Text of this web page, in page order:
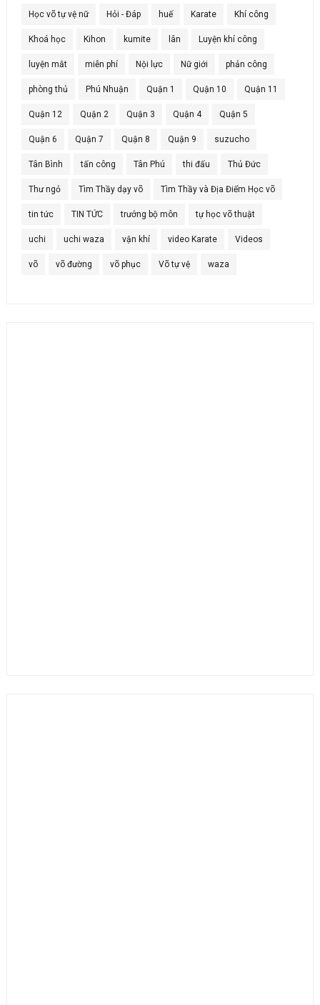
Học võ tự vệ nữ Hỏi - Đáp huế Karate Khí công
Khoá học Kihon kumite lân Luyện khí công
luyện mắt miễn phí Nội lực Nữ giới phản công
phòng thủ Phú Nhuận Quận 1 Quận 10 Quận 11
Quận 12 Quận 2 Quận 3 Quận 4 Quận 5
Quận 6 Quận 7 Quận 8 Quận 9 suzucho
Tân Bình tấn công Tân Phú thi đấu Thủ Đức
Thư ngỏ Tìm Thầy dạy võ Tìm Thầy và Địa Điểm Học võ
tin tức TIN TỨC trưởng bộ môn tự học võ thuật
uchi uchi waza vận khí video Karate Videos
võ võ đường võ phục Võ tự vệ waza